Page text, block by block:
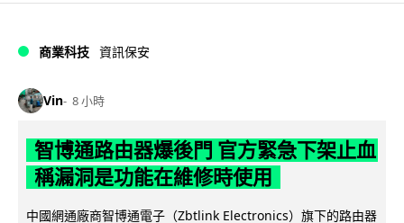
商業科技 資訊保安
Vin 8 小時
智博通路由器爆後門 官方緊急下架止血
稱漏洞是功能在維修時使用
中國網通廠商智博通電子（Zbtlink Electronics）旗下的路由器